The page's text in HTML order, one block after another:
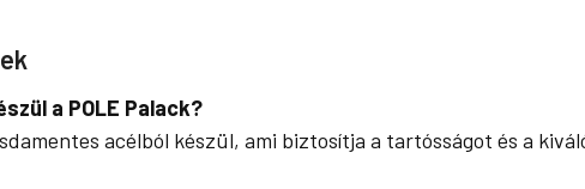
a POLE Palack?
acélból készül, ami biztosítja a tartósságot és a